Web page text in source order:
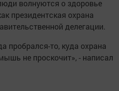
волнуются о здоровье
президентская охрана
делегации.
пробрался-то, куда охрана
не проскочит», - написал